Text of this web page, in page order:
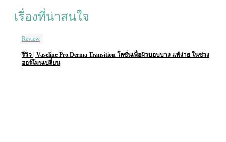
เรื่องที่น่าสนใจ
Review
รีวิว | Vaseline Pro Derma Transition โลชั่นเพื่อผิวบอบบาง แพ้ง่าย ในช่วง
ฮอร์โมนเปลี่ยน